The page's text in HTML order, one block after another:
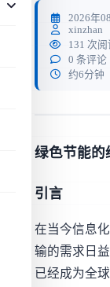
2026年
xinzhan
131 次阅
0 条评论
约6分钟
绿色节能的
引言
在当今信息
输的需求日
已经成为全